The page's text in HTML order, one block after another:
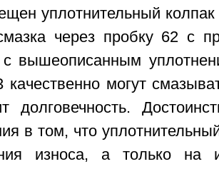
уплотнительный
через пробку 62 с
с вышеописанным
качественно могут
долговечность.
в том, что
износа, а только на